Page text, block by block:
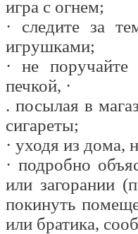
игра с огнем;
· следите за
игрушками;
· не поручайте
печкой, ·
. посылая в
сигареты;
· уходя из дома,
· подробно
или загорании
покинуть
или братика,